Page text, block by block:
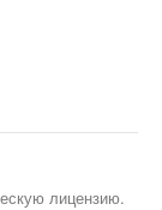
лицензию.